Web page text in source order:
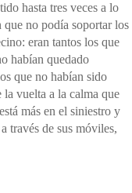
hasta tres veces a lo
no podía soportar los
eran tantos los que
habían quedado
que no habían sido
la vuelta a la calma que
más en el siniestro y
través de sus móviles,